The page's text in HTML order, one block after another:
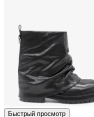
Быстрый просмотр